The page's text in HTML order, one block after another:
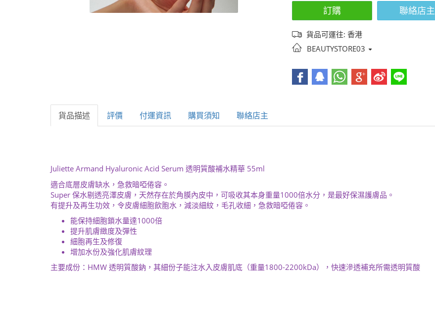
訂購 聯絡店主
貨品可運往: 香港
BEAUTYSTORE03
貨品描述 評價 付運資訊 購買須知 聯絡店主
Juliette Armand Hyaluronic Acid Serum 透明質酸補水精華 55ml
適合底層皮膚缺水，急救暗啞倦容。
Super 保水剔透亮澤皮膚，天然存在於角膜內皮中，可吸收其本身重量1000倍水分，是最好保濕護膚品。
有提升及再生功效，令皮膚細胞飲胞水，減淡細紋，毛孔收細，急救暗啞倦容。
能保持細胞鎖水量達1000倍
提升肌膚緻度及彈性
細胞再生及修復
增加水份及強化肌膚紋理
主要成份：HMW 透明質酸鈉，其細份子能注水入皮膚肌底（重量1800-2200kDa），快速滲透補充所需透明質酸